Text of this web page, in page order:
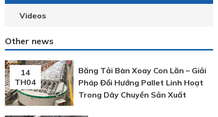
Videos
Other news
14
TH04
Băng Tải Bàn Xoay Con Lăn – Giải
Pháp Đổi Hướng Pallet Linh Hoạt
Trong Dây Chuyền Sản Xuất